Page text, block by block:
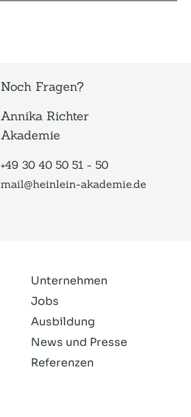
Noch Fragen?
Annika Richter
Akademie
+49 30 40 50 51 - 50
mail@heinlein-akademie.de
Unternehmen
Jobs
Ausbildung
News und Presse
Referenzen